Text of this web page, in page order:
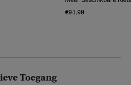
€94,99
Toegang